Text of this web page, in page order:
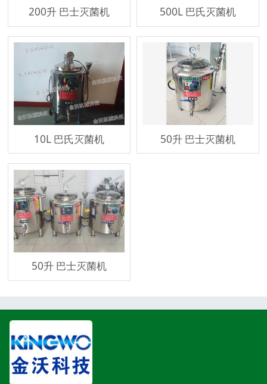
200升 巴士灭菌机 500L 巴氏灭菌机
10L 巴氏灭菌机 50升 巴士灭菌机
50升 巴士灭菌机